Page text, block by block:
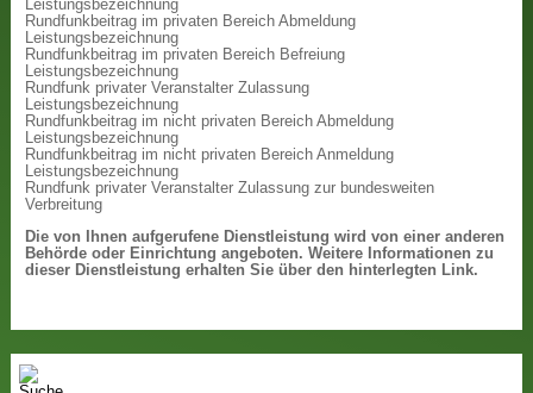
Leistungsbezeichnung
Rundfunkbeitrag im privaten Bereich Abmeldung
Leistungsbezeichnung
Rundfunkbeitrag im privaten Bereich Befreiung
Leistungsbezeichnung
Rundfunk privater Veranstalter Zulassung
Leistungsbezeichnung
Rundfunkbeitrag im nicht privaten Bereich Abmeldung
Leistungsbezeichnung
Rundfunkbeitrag im nicht privaten Bereich Anmeldung
Leistungsbezeichnung
Rundfunk privater Veranstalter Zulassung zur bundesweiten
Verbreitung
Die von Ihnen aufgerufene Dienstleistung wird von einer anderen
Behörde oder Einrichtung angeboten. Weitere Informationen zu
dieser Dienstleistung erhalten Sie über den hinterlegten Link.